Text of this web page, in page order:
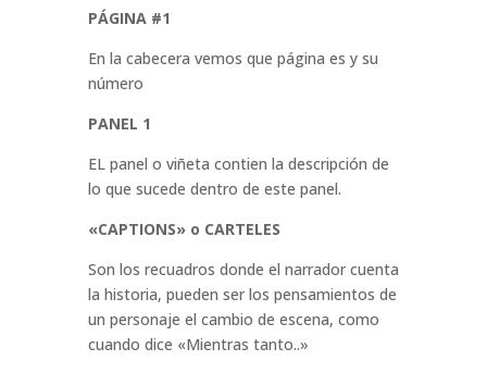
PÁGINA #1
En la cabecera vemos que página es y su
número
PANEL 1
EL panel o viñeta contien la descripción de
lo que sucede dentro de este panel.
«CAPTIONS» o CARTELES
Son los recuadros donde el narrador cuenta
la historia, pueden ser los pensamientos de
un personaje el cambio de escena, como
cuando dice «Mientras tanto..»